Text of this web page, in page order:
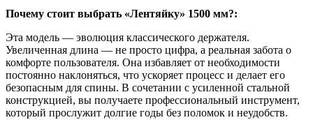
Почему стоит выбрать «Лентяйку» 1500 мм?:
Эта модель — эволюция классического держателя.
Увеличенная длина — не просто цифра, а реальная забота о
комфорте пользователя. Она избавляет от необходимости
постоянно наклоняться, что ускоряет процесс и делает его
безопасным для спины. В сочетании с усиленной стальной
конструкцией, вы получаете профессиональный инструмент,
который прослужит долгие годы без поломок и неудобств.